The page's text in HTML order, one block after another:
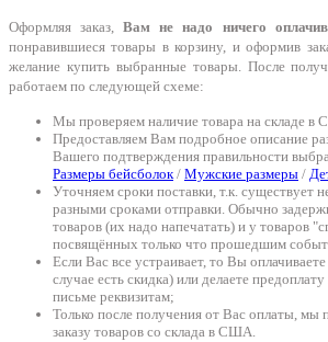
Оформляя заказ,Вам не надо ничего
понравившиеся товары в корзину, и оформив
желание купить выбранные товары. После
работаем по следующей схеме:
Мы проверяем наличие товара на складе в
Предоставляем Вам подробное описание
Вашего подтверждения правильности
Размеры бейсболок/ Мужские размеры /
Уточняем сроки поставки, т.к. существует
разными сроками отправки. Обычно
товаров (их надо напечатать) и у товаров
посвящённых только что прошедшим
Если Вас все устраивает, то Вы
случае есть скидка) или делаете
письме реквизитам;
Только после получения от Вас оплаты, мы
заказу товаров со склада в США.